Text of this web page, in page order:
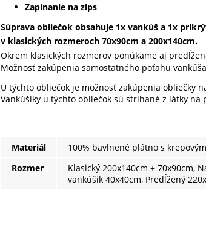
Zapínanie na zips
Súprava obliečok obsahuje 1x vankúš a 1x
v klasických rozmeroch 70x90cm a 200x140cm.
Okrem klasických rozmerov ponúkame aj
Možnosť zakúpenia samostatného poťahu
U týchto obliečok je možnosť zakúpenia obliečky
Vankúšiky u týchto obliečok sú strihané z látky
Materiál
100% bavlnené plátno s
Rozmer
Klasický 200x140cm + 70x90cm,
vankúšik 40x40cm, Predĺžený